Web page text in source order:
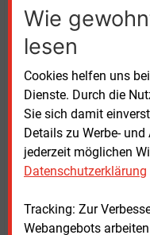
Wie
lesen
Cookies helfen uns
Dienste. Durch die
Sie sich damit
Details zu Werbe-
jederzeit möglichen
Datenschutzerklärung
Tracking: Zur
Webangebots
Widerspruch zum Ziel
Planungssicherheit.
Kostenteilung mit
Auch die geplante
Vermietern und
kritisch. Zwar könne
steigende
Bioanteil von 30
energetisch